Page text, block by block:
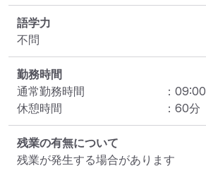
語学力
不問
勤務時間
通常勤務時間
： 09:00
休憩時間
： 60分
残業の有無について
残業が発生する場合があります